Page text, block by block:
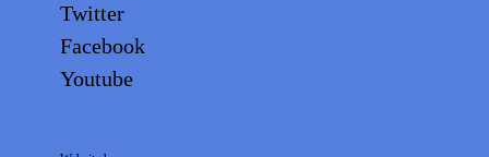
Twitter
Facebook
Youtube